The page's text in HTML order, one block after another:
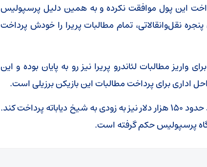
این پول موافقت نکرده و به همین دلیل پرسپولیس
نقل‌و‌انقالاتی، تمام مطالبات پریرا را خودش پرداخت
مطالبات لئاندرو پریرا نیز رو به پایان بوده و این
اداری برای پرداخت مطالبات این بازیکن برزیلی است.
علاوه بر این مبلغ، باشگاه پرسپولیس باید حدود ۱۵۰ هزار دلار نیز به زودی به شیخ دیاباته پرداخت کند.
پرسپولیس حکم گرفته است.